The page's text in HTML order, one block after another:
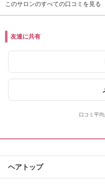
このサロンのすべての口コミを見る
友達に共有
口コミ平均
ヘアトップ